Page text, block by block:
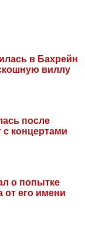
в Бахрейн
виллу
после
с концертами
о попытке
от его имени